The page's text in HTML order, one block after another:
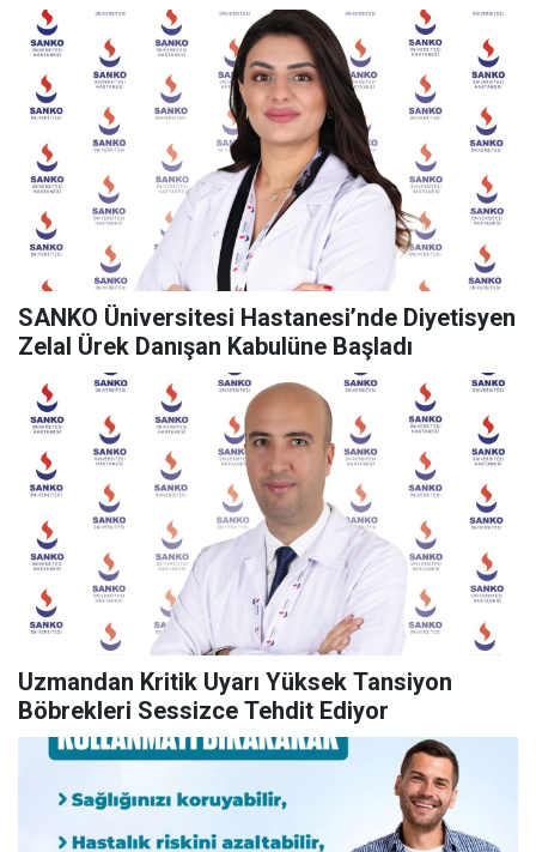
SANKO Üniversitesi Hastanesi’nde Diyetisyen
Zelal Ürek Danışan Kabulüne Başladı
Uzmandan Kritik Uyarı Yüksek Tansiyon
Böbrekleri Sessizce Tehdit Ediyor